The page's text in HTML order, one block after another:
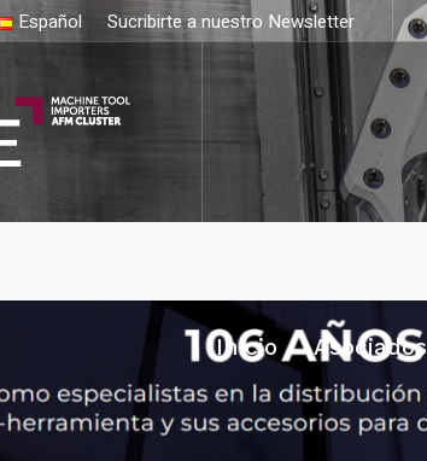
Español Sucribirte a nuestro Newsletter
Inicio Asociados